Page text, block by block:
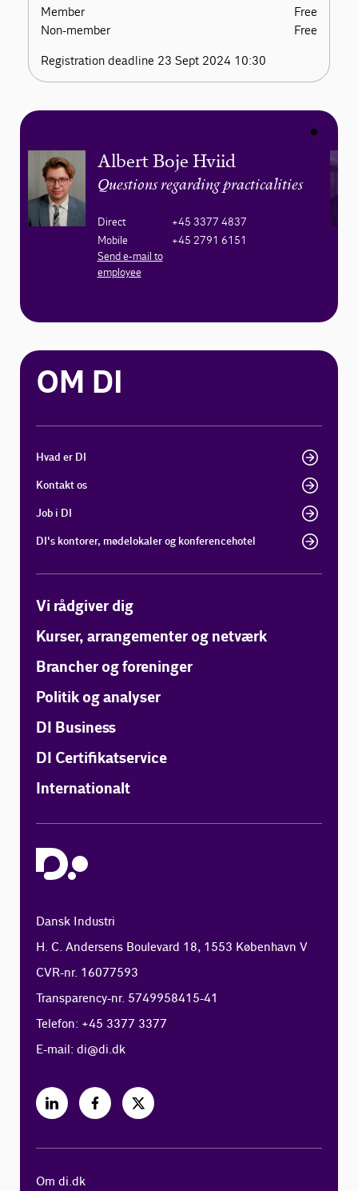
Member
Free
Non-member
Free
Registration deadline 23 Sept 2024 10:30
Albert Boje Hviid
Questions regarding practicalities
Direct
+45 3377 4837
Mobile
+45 2791 6151
Send e-mail to
employee
OM DI
Hvad er DI
Kontakt os
Job i DI
DI's kontorer, mødelokaler og konferencehotel
Vi rådgiver dig
Kurser, arrangementer og netværk
Brancher og foreninger
Politik og analyser
DI Business
DI Certifikatservice
Internationalt
Dansk Industri
H. C. Andersens Boulevard 18, 1553 København V
CVR-nr. 16077593
Transparency-nr. 5749958415-41
Telefon: +45 3377 3377
E-mail:di@di.dk
Om di.dk